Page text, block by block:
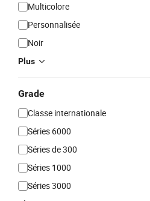
Multicolore
Personnalisée
Noir
Plus
Grade
Classe internationale
Séries 6000
Séries de 300
Séries 1000
Séries 3000